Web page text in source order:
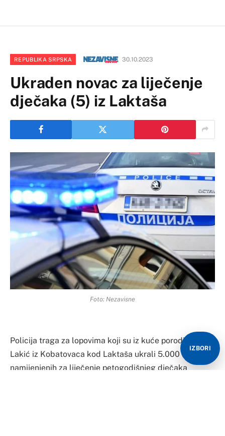
REPUBLIKA SRPSKA 30.10.2023
Ukraden novac za liječenje
dječaka (5) iz Laktaša
Foto: Nezavisne
Policija traga za lopovima koji su iz kuće porodice
Lakić iz Kobatovaca kod Laktaša ukrali 5.000 KM
namijenjenih za liječenje petogodišnjeg dječaka
IZBORI